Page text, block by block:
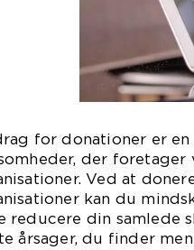
for donationer er
der
Ved at
kan du
reducere din samlede
årsager, du finder